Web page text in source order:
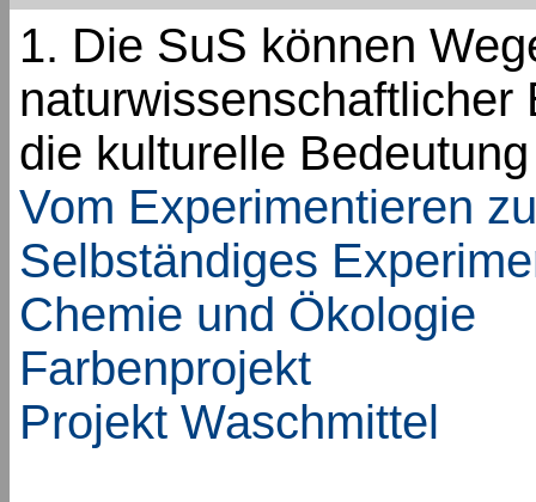
1. Die SuS können
naturwissenschaftlicher
die kulturelle
Vom Experimentieren
Selbständiges
Chemie und Ökologie
Farbenprojekt
Projekt Waschmittel